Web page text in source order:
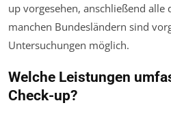
up vorgesehen, anschließend alle
manchen Bundesländern sind
Untersuchungen möglich.
Welche Leistungen
Check-up?